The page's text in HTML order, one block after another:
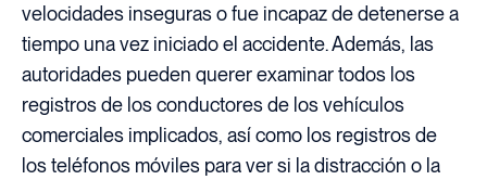
velocidades inseguras o fue incapaz de detenerse a
tiempo una vez iniciado el accidente. Además, las
autoridades pueden querer examinar todos los
registros de los conductores de los vehículos
comerciales implicados, así como los registros de
los teléfonos móviles para ver si la distracción o la